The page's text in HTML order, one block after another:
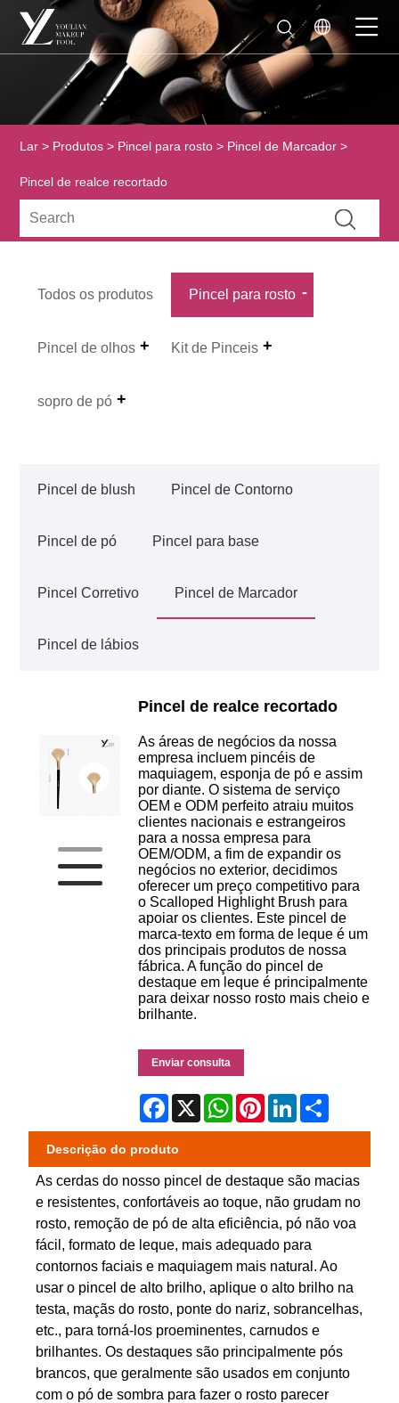
Lar > Produtos > Pincel para rosto > Pincel de Marcador >
Pincel de realce recortado
Todos os produtos Pincel para rosto
Pincel de olhos Kit de Pinceis
sopro de pó
Pincel de blush Pincel de Contorno
Pincel de pó Pincel para base
Pincel Corretivo Pincel de Marcador
Pincel de lábios
Pincel de realce recortado
As áreas de negócios da nossa
empresa incluem pincéis de
maquiagem, esponja de pó e assim
por diante. O sistema de serviço
OEM e ODM perfeito atraiu muitos
clientes nacionais e estrangeiros
para a nossa empresa para
OEM/ODM, a fim de expandir os
negócios no exterior, decidimos
oferecer um preço competitivo para
o Scalloped Highlight Brush para
apoiar os clientes. Este pincel de
marca-texto em forma de leque é um
dos principais produtos de nossa
fábrica. A função do pincel de
destaque em leque é principalmente
para deixar nosso rosto mais cheio e
brilhante.
Enviar consulta
Facebook
X WhatsApp
PinterestLinkedIn
Descrição do produto
As cerdas do nosso pincel de destaque são macias
e resistentes, confortáveis ​​ao toque, não grudam no
rosto, remoção de pó de alta eficiência, pó não voa
fácil, formato de leque, mais adequado para
contornos faciais e maquiagem mais natural. Ao
usar o pincel de alto brilho, aplique o alto brilho na
testa, maçãs do rosto, ponte do nariz, sobrancelhas,
etc., para torná-los proeminentes, carnudos e
brilhantes. Os destaques são principalmente pós
brancos, que geralmente são usados ​​em conjunto
com o pó de sombra para fazer o rosto parecer